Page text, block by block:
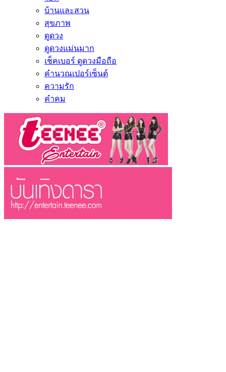
บ้านและสวน
สุขภาพ
ดูดวง
ดูดวงแม่นมาก
เช็คเบอร์ ดูดวงมือถือ
คำนวณเปอร์เซ็นต์
ความรัก
คำคม